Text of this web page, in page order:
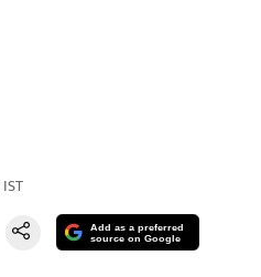
IST
Add as a preferred
source on Google